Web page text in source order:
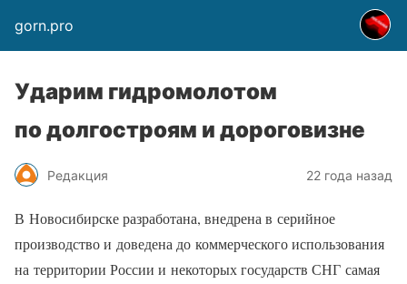
gorn.pro
Ударим гидромолотом
по долгостроям и дороговизне
Редакция 22 года назад
В Новосибирске разработана, внедрена в серийное
производство и доведена до коммерческого использования
на территории России и некоторых государств СНГ самая